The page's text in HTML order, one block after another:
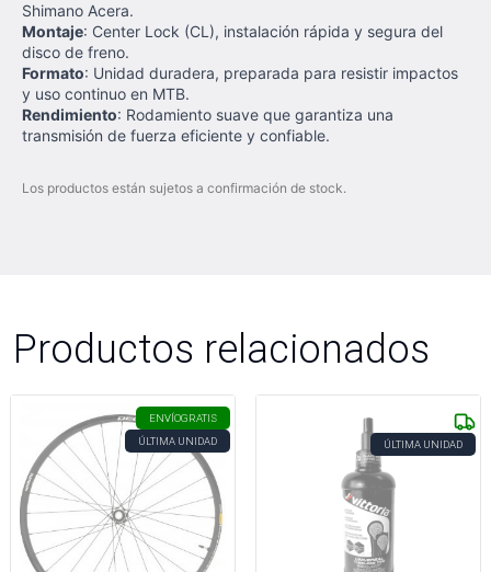
Shimano Acera.
Montaje: Center Lock (CL), instalación rápida y segura del
disco de freno.
Formato: Unidad duradera, preparada para resistir impactos
y uso continuo en MTB.
Rendimiento: Rodamiento suave que garantiza una
transmisión de fuerza eficiente y confiable.
Los productos están sujetos a confirmación de stock.
Productos relacionados
ENVÍOGRATIS
ÚLTIMA UNIDAD
ÚLTIMA UNIDAD